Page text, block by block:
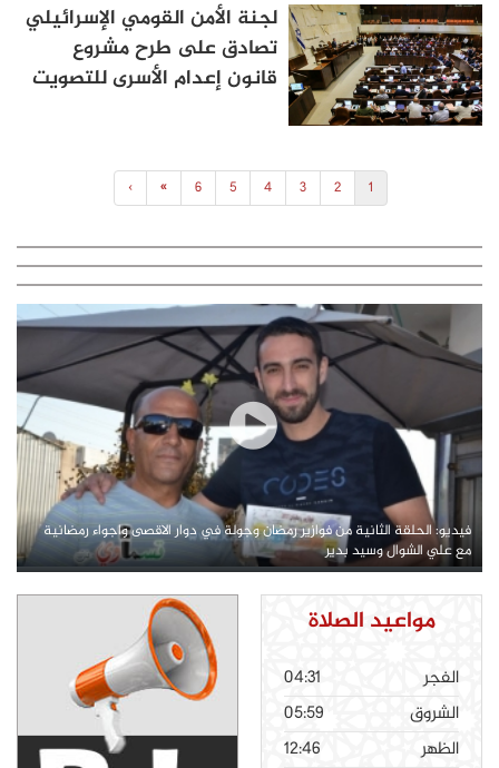
لجنة الأمن القومي الإسرائيلي
تصادق على طرح مشروع
قانون إعدام الأسرى للتصويت
2
3
4
5
6
»
فيديو: الحلقة الثانية من فوازير رمضان وجولة في دوار الاقصى واجواء رمضانية
مع علي الشوال وسيد بدير
مواعيد الصلاة
الفجر
04:31
الشروق
05:59
الظهر
12:46